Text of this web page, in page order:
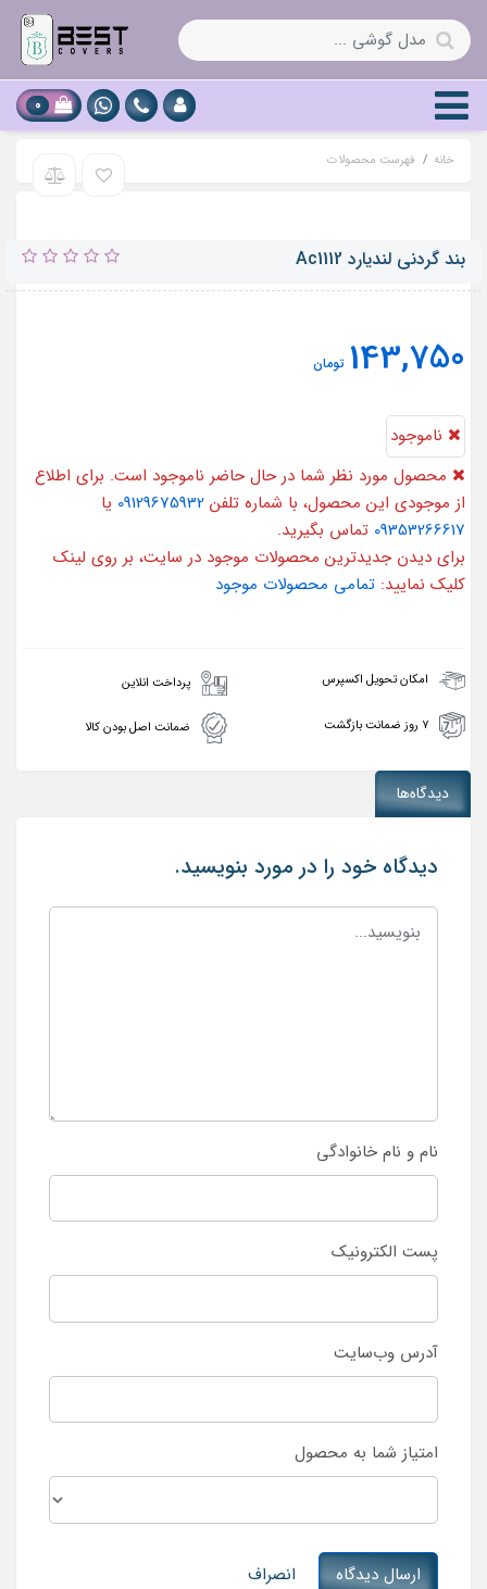
0
خانه فهرست محصولات
بند گردنی لندیارد Ac1112
143,750 تومان
ناموجود
محصول مورد نظر شما در حال حاضر ناموجود است. برای اطلاع
از موجودی این محصول، با شماره تلفن 09129675932 یا
09353266617 تماس بگیرید.
برای دیدن جدیدترین محصولات موجود در سایت، بر روی لینک
کلیک نمایید: تمامی محصولات موجود
امکان تحویل اکسپرس پرداخت انلاین
۷ روز ضمانت بازگشت ضمانت اصل بودن کالا
دیدگاه‌ها
دیدگاه خود را در مورد بنویسید.
نام و نام خانوادگی
پست الکترونیک
آدرس وب‌سایت
امتیاز شما به محصول
ارسال دیدگاه انصراف